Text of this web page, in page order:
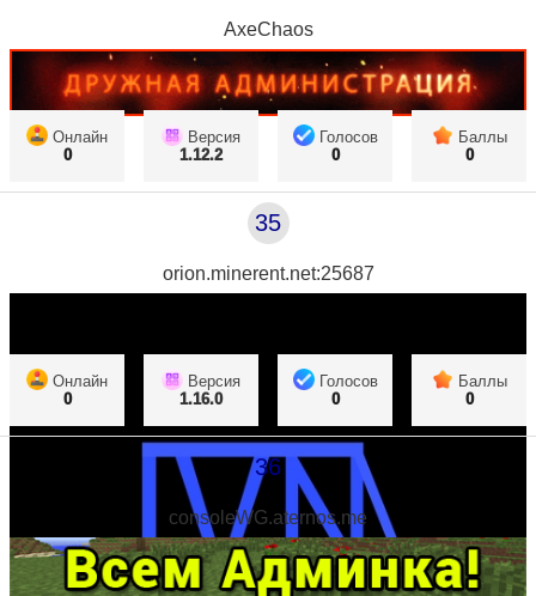
AxeChaos
Онлайн
0
Версия
1.12.2
Голосов
0
Баллы
0
35
orion.minerent.net:25687
Онлайн
0
Версия
1.16.0
Голосов
0
Баллы
0
36
consoleWG.aternos.me